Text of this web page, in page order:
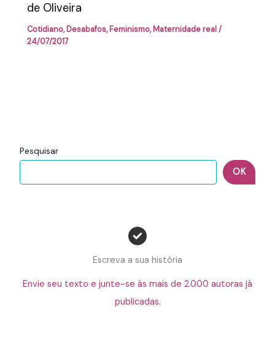
Pesquisar
OK
Escreva a sua história
Envie seu texto e junte-se às mais de 2.000 autoras já
publicadas.
de Oliveira
Cotidiano,Desabafos,Feminismo,Maternidade real/
24/07/2017